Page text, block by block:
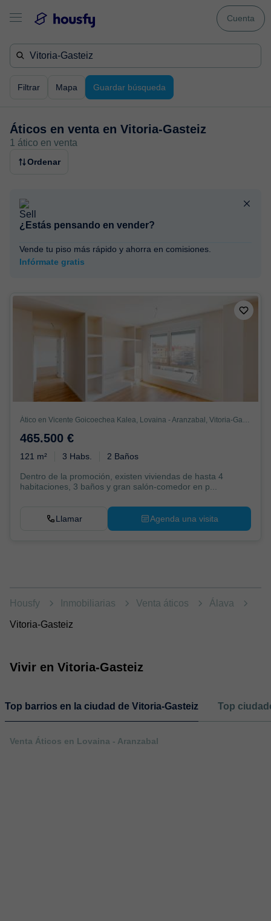
Cuenta
Filtrar Mapa Guardar búsqueda
Áticos en venta en Vitoria-Gasteiz
1 ático en venta
Ordenar
¿Estás pensando en vender?
Vende tu piso más rápido y ahorra en comisiones.
Infórmate gratis
465.500 €
121 m² 3 Habs. 2 Baños
Dentro de la promoción, existen viviendas de hasta 4
habitaciones, 3 baños y gran salón-comedor en p...
Llamar Agenda una visita
Housfy Inmobiliarias Venta áticos Álava
Vitoria-Gasteiz
Vivir en Vitoria-Gasteiz
Top barrios en la ciudad de Vitoria-Gasteiz Top
Venta Áticos en Lovaina - Aranzabal